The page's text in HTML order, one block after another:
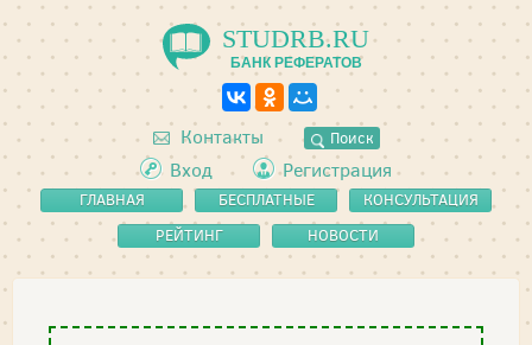
STUDRB.RU
БАНК РЕФЕРАТОВ
Контакты Поиск
Вход Регистрация
ГЛАВНАЯ
БЕСПЛАТНЫЕ
РЕФЕРАТЫ
КОНСУЛЬТАЦИЯ
РЕЙТИНГ
НОВОСТИ